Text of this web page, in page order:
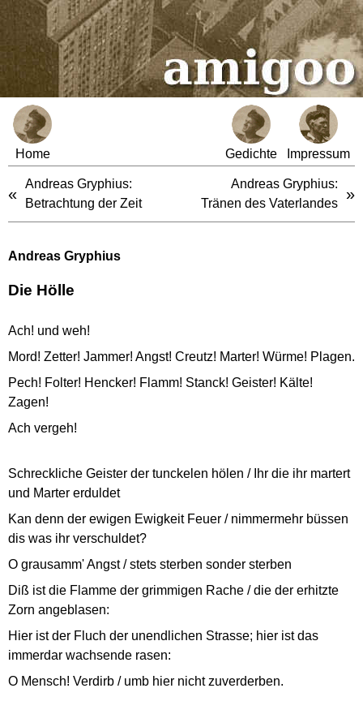
Home Gedichte Impressum
«
Andreas Gryphius:
Betrachtung der Zeit
Andreas Gryphius:
Tränen des Vaterlandes
»
Andreas Gryphius
Die Hölle
Ach! und weh!
Mord! Zetter! Jammer! Angst! Creutz! Marter! Würme! Plagen.
Pech! Folter! Hencker! Flamm! Stanck! Geister! Kälte!
Zagen!
Ach vergeh!
Schreckliche Geister der tunckelen hölen / Ihr die ihr martert
und Marter erduldet
Kan denn der ewigen Ewigkeit Feuer / nimmermehr büssen
dis was ihr verschuldet?
O grausamm' Angst / stets sterben sonder sterben
Diß ist die Flamme der grimmigen Rache / die der erhitzte
Zorn angeblasen:
Hier ist der Fluch der unendlichen Strasse; hier ist das
immerdar wachsende rasen:
O Mensch! Verdirb / umb hier nicht zuverderben.